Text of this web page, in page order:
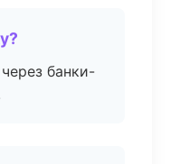
банки-